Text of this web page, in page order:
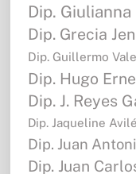
Dip.
Dip. Grecia
Dip. Guillermo
Dip. Hugo
Dip. J. Reyes
Dip. Jaqueline
Dip. Juan
Dip. Juan